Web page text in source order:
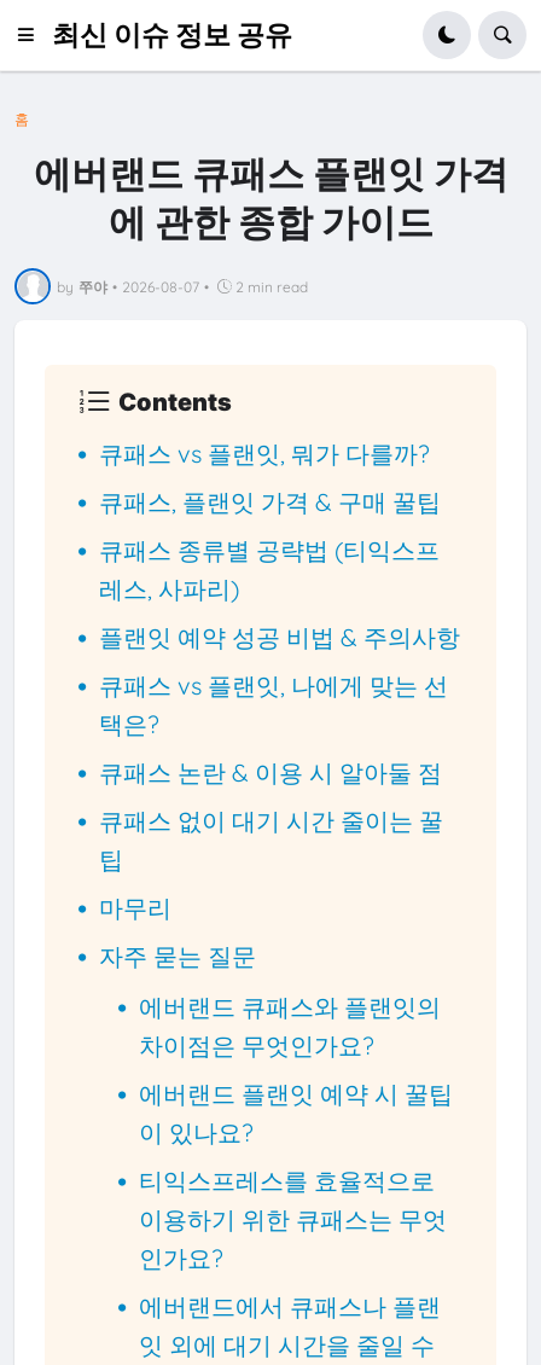
최신 이슈 정보 공유
홈
에버랜드 큐패스 플랜잇 가격
에 관한 종합 가이드
by 쭈야 • 2026-08-07 • 2 min read
Contents
큐패스 vs 플랜잇, 뭐가 다를까?
큐패스, 플랜잇 가격 & 구매 꿀팁
큐패스 종류별 공략법 (티익스프
레스, 사파리)
플랜잇 예약 성공 비법 & 주의사항
큐패스 vs 플랜잇, 나에게 맞는 선
택은?
큐패스 논란 & 이용 시 알아둘 점
큐패스 없이 대기 시간 줄이는 꿀
팁
마무리
자주 묻는 질문
에버랜드 큐패스와 플랜잇의
차이점은 무엇인가요?
에버랜드 플랜잇 예약 시 꿀팁
이 있나요?
티익스프레스를 효율적으로
이용하기 위한 큐패스는 무엇
인가요?
에버랜드에서 큐패스나 플랜
잇 외에 대기 시간을 줄일 수